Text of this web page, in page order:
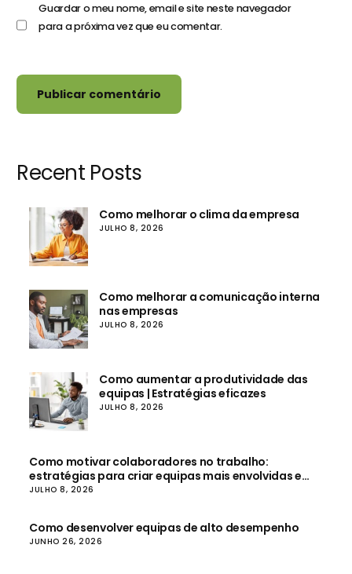
Guardar o meu nome, email e site neste navegador
para a próxima vez que eu comentar.
Recent Posts
Como melhorar o clima da empresa
JULHO 8, 2026
Como melhorar a comunicação interna
nas empresas
JULHO 8, 2026
Como aumentar a produtividade das
equipas | Estratégias eficazes
JULHO 8, 2026
Como motivar colaboradores no trabalho:
estratégias para criar equipas mais envolvidas e
produtivas
JULHO 8, 2026
Como desenvolver equipas de alto desempenho
JUNHO 26, 2026